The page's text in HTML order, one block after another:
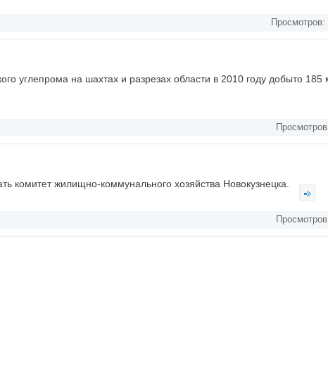
Просмотров:
углепрома на шахтах и разрезах области в 2010 году добыто 185
комитет жилищно-коммунального хозяйства Новокузнецка.